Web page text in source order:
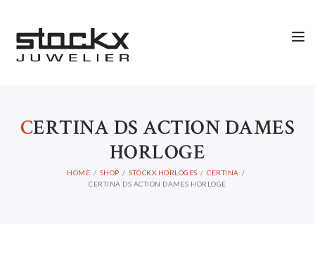
CERTINA DS ACTION DAMES
HORLOGE
HOME SHOP STOCKX HORLOGES
CERTINA
CERTINA DS ACTION DAMES HORLOGE
STOCKX HORLOGES